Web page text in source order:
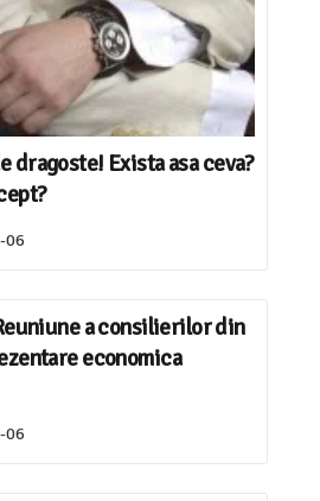
dragoste! Exista asa ceva?
06
a consilierilor din
economica
06